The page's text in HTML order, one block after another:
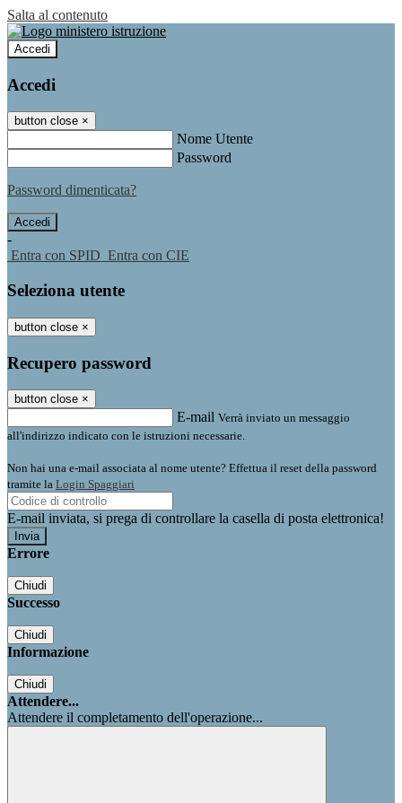
Salta al contenuto
Accedi
Accedi
button close ×
Nome Utente
Password
Password dimenticata?
-
Entra con SPID Entra con CIE
Seleziona utente
button close ×
Recupero password
button close ×
E-mail Verrà inviato un messaggio
all'indirizzo indicato con le istruzioni necessarie.
Non hai una e-mail associata al nome utente? Effettua il reset della password
tramite la Login Spaggiari
E-mail inviata, si prega di controllare la casella di posta elettronica!
Errore
Chiudi
Successo
Chiudi
Informazione
Chiudi
Attendere...
Attendere il completamento dell'operazione...